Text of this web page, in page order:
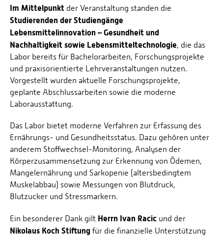
Im Mittelpunkt der Veranstaltung standen die
Studierenden der Studiengänge
Lebensmittelinnovation – Gesundheit und
Nachhaltigkeit sowie Lebensmitteltechnologie, die das
Labor bereits für Bachelorarbeiten, Forschungsprojekte
und praxisorientierte Lehrveranstaltungen nutzen.
Vorgestellt wurden aktuelle Forschungsprojekte,
geplante Abschlussarbeiten sowie die moderne
Laborausstattung.
Das Labor bietet moderne Verfahren zur Erfassung des
Ernährungs- und Gesundheitsstatus. Dazu gehören unter
anderem Stoffwechsel-Monitoring, Analysen der
Körperzusammensetzung zur Erkennung von Ödemen,
Mangelernährung und Sarkopenie (altersbedingtem
Muskelabbau) sowie Messungen von Blutdruck,
Blutzucker und Stressmarkern.
Ein besonderer Dank gilt Herrn Ivan Racic und der
Nikolaus Koch Stiftung für die finanzielle Unterstützung